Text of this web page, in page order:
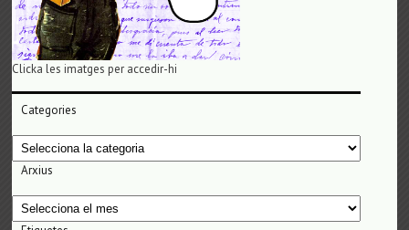
Clicka les imatges per accedir-hi
Categories
Categories
Arxius
Arxius